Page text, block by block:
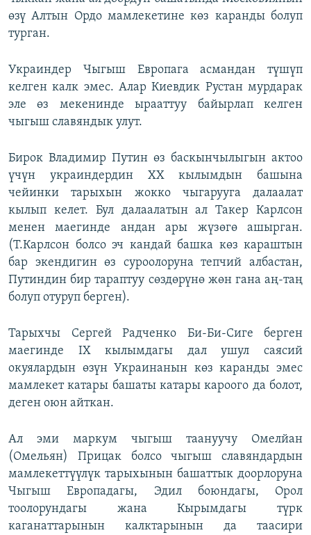
өзү Алтын Ордо мамлекетине көз каранды болуп
турган.
Украиндер Чыгыш Европага асмандан түшүп
келген калк эмес. Алар Киевдик Рустан мурдарак
эле өз мекенинде ырааттуу байырлап келген
чыгыш славяндык улут.
Бирок Владимир Путин өз баскынчылыгын актоо
үчүн украиндердин XX кылымдын башына
чейинки тарыхын жокко чыгарууга далаалат
кылып келет. Бул далаалатын ал Такер Карлсон
менен маегинде андан ары жүзөгө ашырган.
(Т.Карлсон болсо эч кандай башка көз караштын
бар экендигин өз суроолоруна тепчий албастан,
Путиндин бир тараптуу сөздөрүнө жөн гана аң-таң
болуп отуруп берген).
Тарыхчы Сергей Радченко Би-Би-Сиге берген
маегинде IX кылымдагы дал ушул саясий
окуялардын өзүн Украинанын көз каранды эмес
мамлекет катары башаты катары кароого да болот,
деген оюн айткан.
Ал эми маркум чыгыш таануучу Омелйан
(Омельян) Прицак болсо чыгыш славяндардын
мамлекеттүүлүк тарыхынын башаттык доорлоруна
Чыгыш Европадагы, Эдил боюндагы, Орол
тоолорундагы жана Кырымдагы түрк
каганаттарынын калктарынын да таасири